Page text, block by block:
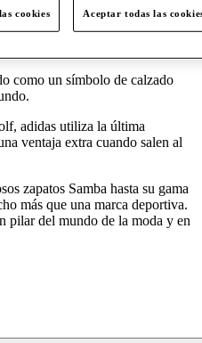
desde su
líneas de moda.
como un símbolo de calzado
adidas utiliza la última
ventaja extra cuando salen al
zapatos Samba hasta su gama
más que una marca deportiva.
pilar del mundo de la moda y en
cookies Aceptar todas las